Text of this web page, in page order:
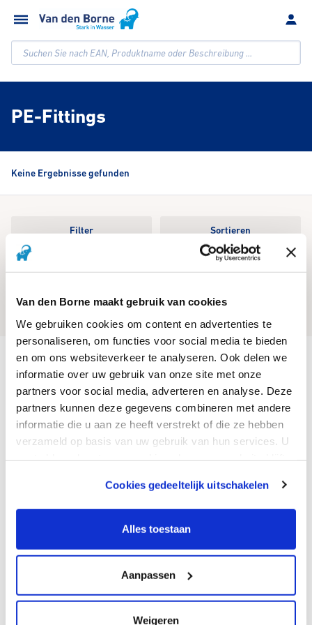
Van den Borne maakt gebruik van cookies
We gebruiken cookies om content en advertenties te
personaliseren, om functies voor social media te bieden
en om ons websiteverkeer te analyseren. Ook delen we
informatie over uw gebruik van onze site met onze
partners voor social media, adverteren en analyse. Deze
partners kunnen deze gegevens combineren met andere
informatie die u aan ze heeft verstrekt of die ze hebben
verzameld op basis van uw gebruik van hun services. U
We werken samen met12 derdendie uw gegevens
kunnen ontvangen en verwerken.
Cookies gedeeltelijk uitschakelen
Alles toestaan
Aanpassen
Weigeren
Suchen Sie nach EAN, Produktname oder Beschreibung ...
PE-Fittings
Keine Ergebnisse gefunden
Filter Sortieren
Reset Search
Homepage Sortiment
Leitungssysteme
PE-Leitungssysteme
PE-Fittings
Kontakt
Van den Borne GmbH
Saime-Genc-Ring 37
DE-53121 Bonn
T. +49 (0)228 / 350 395 08
E. info@vandenborne.de
08:00 - 12:00 & 12:30-17:30